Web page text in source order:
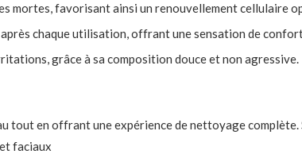
mortes, favorisant ainsi un renouvellement cellulaire
chaque utilisation, offrant une sensation de
grâce à sa composition douce et non agressive.
tout en offrant une expérience de nettoyage
faciaux